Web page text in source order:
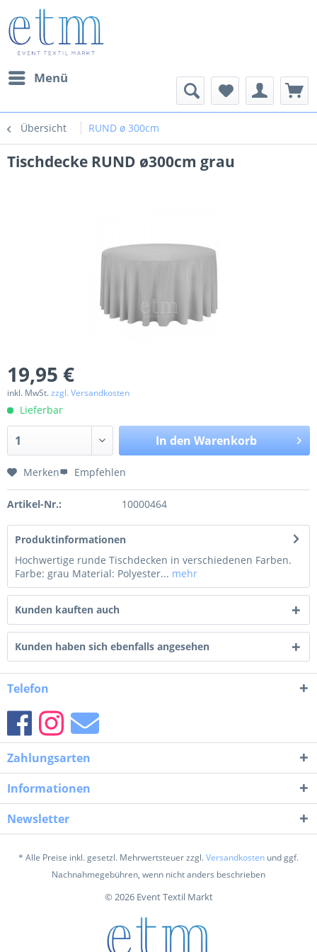
Menü
Übersicht RUND ø 300cm
Tischdecke RUND ø300cm grau
19,95 €
inkl. MwSt.zzgl. Versandkosten
Lieferbar
In den Warenkorb
Merken Empfehlen
Artikel-Nr.: 10000464
Produktinformationen
Hochwertige runde Tischdecken in verschiedenen Farben.
Farbe: grau Material: Polyester... mehr
Kunden kauften auch
Kunden haben sich ebenfalls angesehen
Telefon
Zahlungsarten
Informationen
Newsletter
* Alle Preise inkl. gesetzl. Mehrwertsteuer zzgl.Versandkosten und ggf.
Nachnahmegebühren, wenn nicht anders beschrieben
© 2026 Event Textil Markt